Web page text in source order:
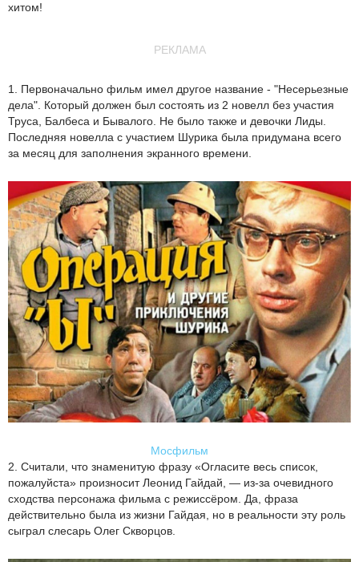
хитом!
РЕКЛАМА
1. Первоначально фильм имел другое название - "Несерьезные
дела". Который должен был состоять из 2 новелл без участия
Труса, Балбеса и Бывалого. Не было также и девочки Лиды.
Последняя новелла с участием Шурика была придумана всего
за месяц для заполнения экранного времени.
Мосфильм
2. Считали, что знаменитую фразу «Огласите весь список,
пожалуйста» произносит Леонид Гайдай, — из-за очевидного
сходства персонажа фильма с режиссёром. Да, фраза
действительно была из жизни Гайдая, но в реальности эту роль
сыграл слесарь Олег Скворцов.